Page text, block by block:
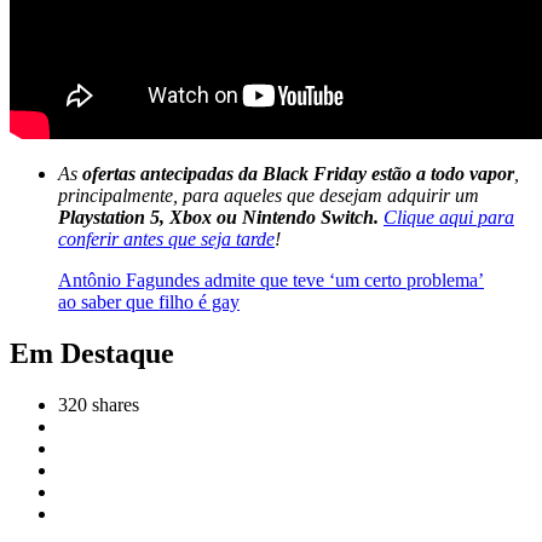
As ofertas antecipadas da Black Friday estão a todo vapor,
principalmente, para aqueles que desejam adquirir um
Playstation 5, Xbox ou Nintendo Switch. Clique aqui para
conferir antes que seja tarde!
Antônio Fagundes admite que teve ‘um certo problema’
ao saber que filho é gay
Em Destaque
320 shares